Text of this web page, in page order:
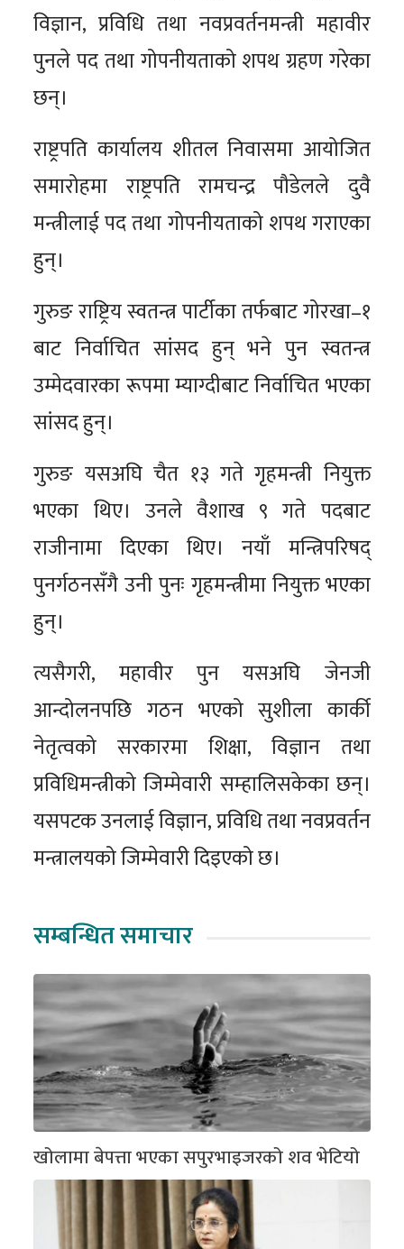
विज्ञान, प्रविधि तथा नवप्रवर्तनमन्त्री महावीर
पुनले पद तथा गोपनीयताको शपथ ग्रहण गरेका
छन्।
राष्ट्रपति कार्यालय शीतल निवासमा आयोजित
समारोहमा राष्ट्रपति रामचन्द्र पौडेलले दुवै
मन्त्रीलाई पद तथा गोपनीयताको शपथ गराएका
हुन्।
गुरुङ राष्ट्रिय स्वतन्त्र पार्टीका तर्फबाट गोरखा–१
बाट निर्वाचित सांसद हुन् भने पुन स्वतन्त्र
उम्मेदवारका रूपमा म्याग्दीबाट निर्वाचित भएका
सांसद हुन्।
गुरुङ यसअघि चैत १३ गते गृहमन्त्री नियुक्त
भएका थिए। उनले वैशाख ९ गते पदबाट
राजीनामा दिएका थिए। नयाँ मन्त्रिपरिषद्
पुनर्गठनसँगै उनी पुनः गृहमन्त्रीमा नियुक्त भएका
हुन्।
त्यसैगरी, महावीर पुन यसअघि जेनजी
आन्दोलनपछि गठन भएको सुशीला कार्की
नेतृत्वको सरकारमा शिक्षा, विज्ञान तथा
प्रविधिमन्त्रीको जिम्मेवारी सम्हालिसकेका छन्।
यसपटक उनलाई विज्ञान, प्रविधि तथा नवप्रवर्तन
मन्त्रालयको जिम्मेवारी दिइएको छ।
सम्बन्धित समाचार
खोलामा बेपत्ता भएका सपुरभाइजरको शव भेटियो